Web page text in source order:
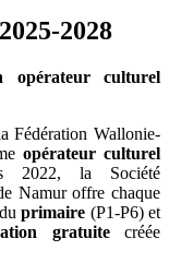
2028
culturel
Fédération Wallonie-
opérateur culturel
2022, la Société
Namur offre chaque
primaire (P1-P6) et
gratuitecréée